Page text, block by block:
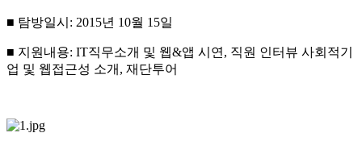
■ 탐방일시: 2015년 10월 15일
■ 지원내용: IT직무소개 및 웹&앱 시연, 직원 인터뷰 사회적기
업 및 웹접근성 소개, 재단투어